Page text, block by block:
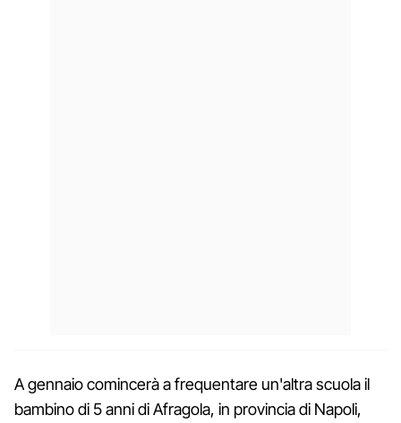
A gennaio comincerà a frequentare un'altra scuola il
bambino di 5 anni di Afragola, in provincia di Napoli,